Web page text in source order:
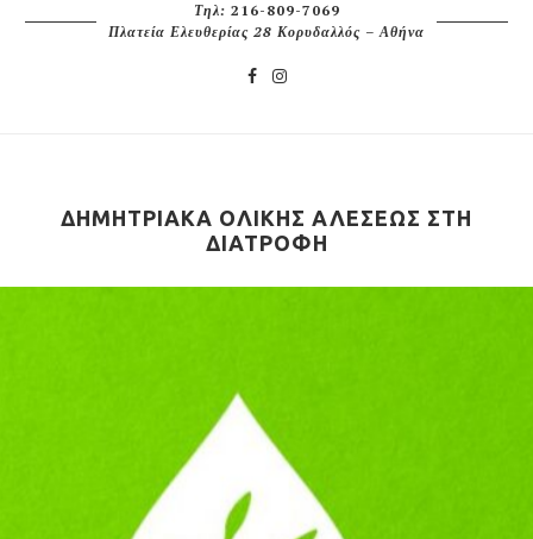
Τηλ: 216-809-7069
Πλατεία Ελευθερίας 28 Κορυδαλλός – Αθήνα
ΔΗΜΗΤΡΙΑΚΆ ΟΛΙΚΉΣ ΑΛΈΣΕΩΣ ΣΤΗ
ΔΙΑΤΡΟΦΉ